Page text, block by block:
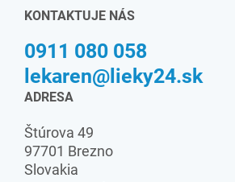
KONTAKTUJE NÁS
0911 080 058
lekaren@lieky24.sk
ADRESA
Štúrova 49
97701 Brezno
Slovakia